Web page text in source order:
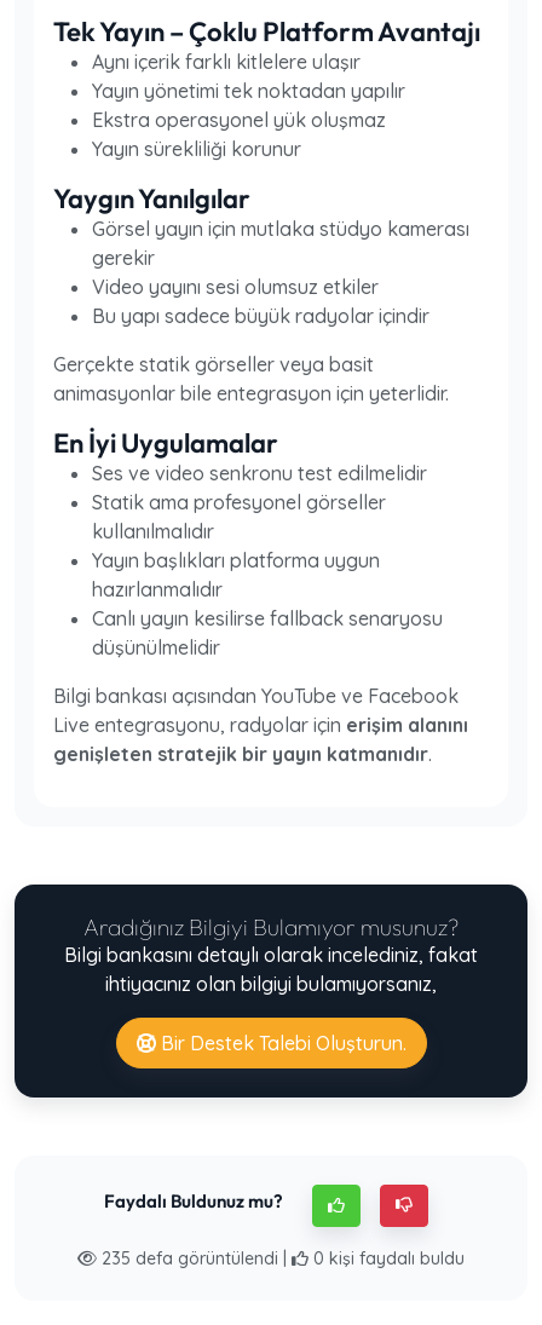
Tek Yayın – Çoklu Platform Avantajı
Aynı içerik farklı kitlelere ulaşır
Yayın yönetimi tek noktadan yapılır
Ekstra operasyonel yük oluşmaz
Yayın sürekliliği korunur
Yaygın Yanılgılar
Görsel yayın için mutlaka stüdyo kamerası
gerekir
Video yayını sesi olumsuz etkiler
Bu yapı sadece büyük radyolar içindir
Gerçekte statik görseller veya basit
animasyonlar bile entegrasyon için yeterlidir.
En İyi Uygulamalar
Ses ve video senkronu test edilmelidir
Statik ama profesyonel görseller
kullanılmalıdır
Yayın başlıkları platforma uygun
hazırlanmalıdır
Canlı yayın kesilirse fallback senaryosu
düşünülmelidir
Bilgi bankası açısından YouTube ve Facebook
Live entegrasyonu, radyolar için erişim alanını
genişleten stratejik bir yayın katmanıdır.
Aradığınız Bilgiyi Bulamıyor musunuz?
Bilgi bankasını detaylı olarak incelediniz, fakat
ihtiyacınız olan bilgiyi bulamıyorsanız,
Bir Destek Talebi Oluşturun.
Faydalı Buldunuz mu?
235 defa görüntülendi | 0 kişi faydalı buldu